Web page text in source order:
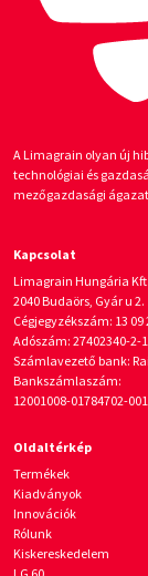
A Limagrain olyan új
technológiai és
mezőgazdasági
Kapcsolat
Limagrain Hungária Kft.
2040 Budaörs, Gyár u 2.
Cégjegyzékszám: 13 09
Adószám: 27402340-2-
Számlavezető bank:
Bankszámlaszám:
12001008-01784702-
Oldaltérkép
Termékek
Kiadványok
Innovációk
Rólunk
Kiskereskedelem